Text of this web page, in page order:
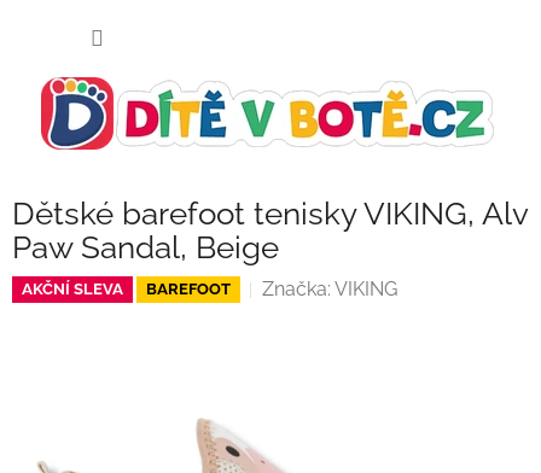
Dětské barefoot tenisky VIKING, Alv
Paw Sandal, Beige
AKČNÍ SLEVA BAREFOOT Značka: VIKING